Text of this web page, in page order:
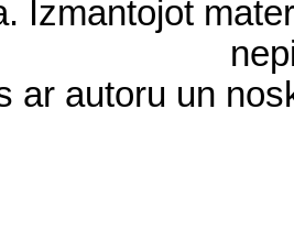
Izmantojot
ar autoru un